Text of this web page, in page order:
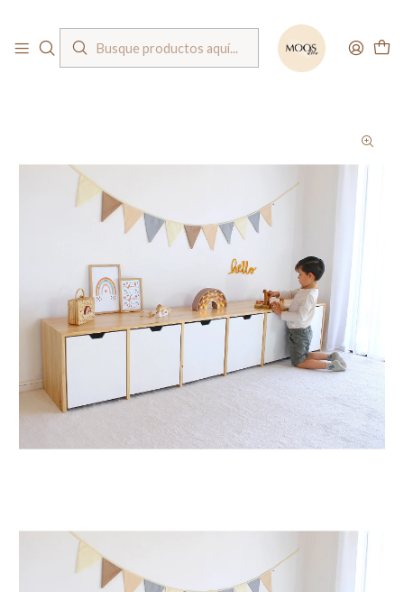
Inicio Muebles Organizadores
Mueble organizador base de madera / cajones con ruedas (opción 2 / 3 / 4
/ 5 / 6 cajones)